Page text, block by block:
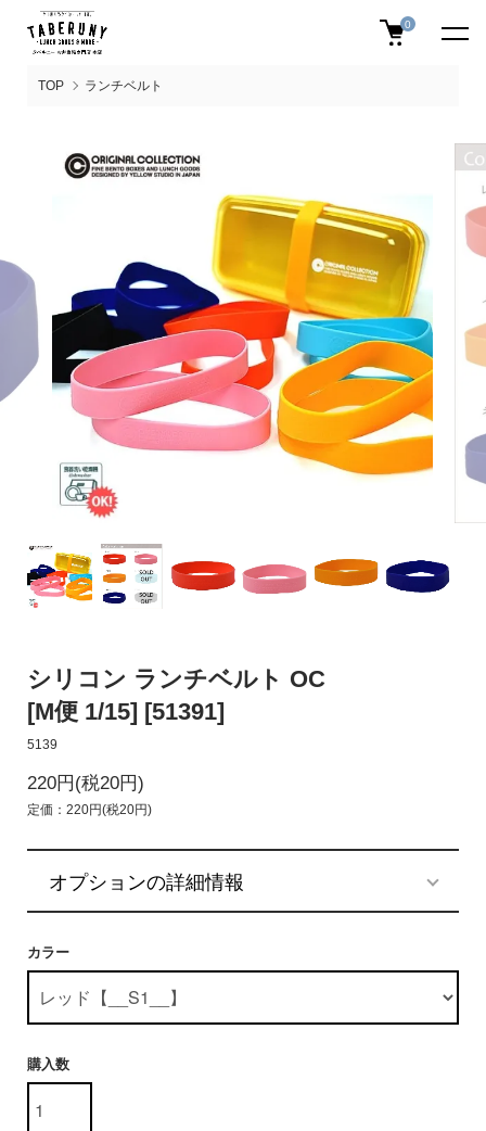
0
TOP ランチベルト
シリコン ランチベルト OC
[M便 1/15] [51391]
5139
220円(税20円)
定価：220円(税20円)
オプションの詳細情報
カラー
購入数